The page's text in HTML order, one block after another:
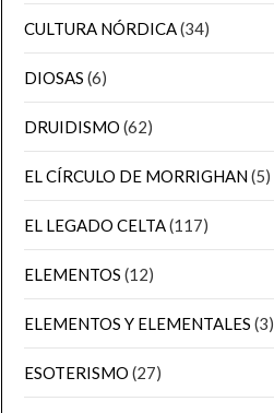
CULTURA NÓRDICA(34)
DIOSAS (6)
DRUIDISMO (62)
EL CÍRCULO DE MORRIGHAN(5)
EL LEGADO CELTA(117)
ELEMENTOS (12)
ELEMENTOS Y ELEMENTALES (3)
ESOTERISMO (27)